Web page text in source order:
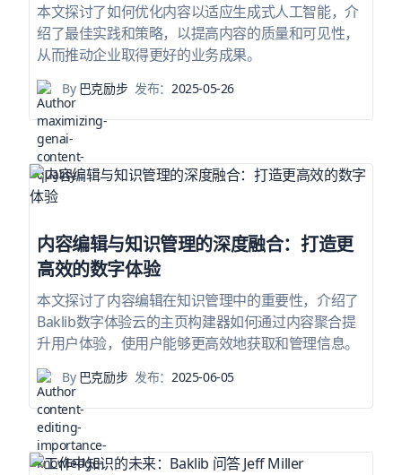
本文探讨了如何优化内容以适应生成式人工智能，介
绍了最佳实践和策略，以提高内容的质量和可见性，
从而推动企业取得更好的业务成果。
By巴克励步 发布：2025-05-26
内容编辑与知识管理的深度融合：打造更
高效的数字体验
本文探讨了内容编辑在知识管理中的重要性，介绍了
Baklib数字体验云的主页构建器如何通过内容聚合提
升用户体验，使用户能够更高效地获取和管理信息。
By巴克励步 发布：2025-06-05